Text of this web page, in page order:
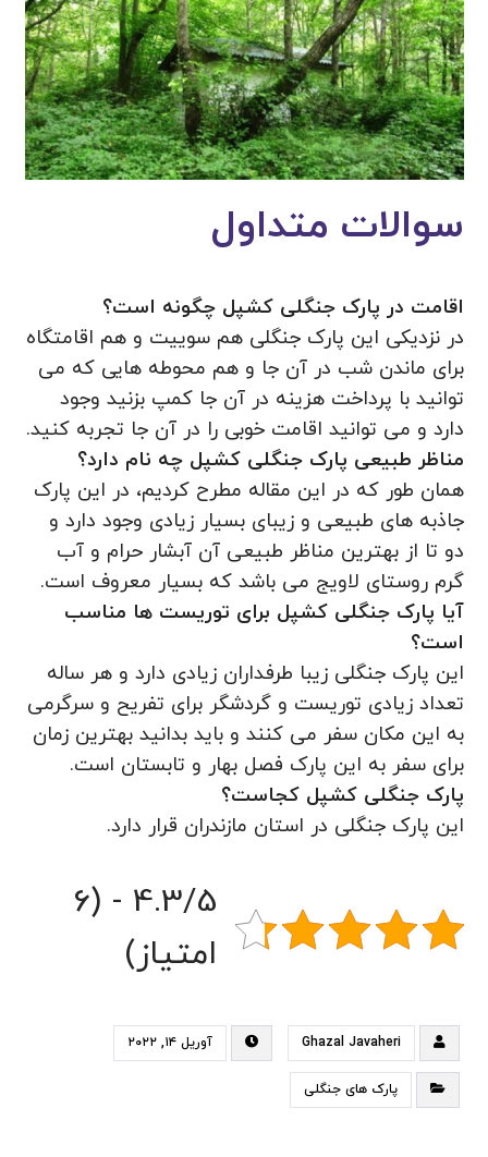
سوالات متداول
اقامت در پارک جنگلی کشپل چگونه است؟
در نزدیکی این پارک جنگلی هم سوییت و هم اقامتگاه
برای ماندن شب در آن جا و هم محوطه هایی که می
توانید با پرداخت هزینه در آن جا کمپ بزنید وجود
دارد و می توانید اقامت خوبی را در آن جا تجربه کنید.
مناظر طبیعی پارک جنگلی کشپل چه نام دارد؟
همان طور که در این مقاله مطرح کردیم، در این پارک
جاذبه های طبیعی و زیبای بسیار زیادی وجود دارد و
دو تا از بهترین مناظر طبیعی آن آبشار حرام و آب
گرم روستای لاویج می باشد که بسیار معروف است.
آیا پارک جنگلی کشپل برای توریست ها مناسب
است؟
این پارک جنگلی زیبا طرفداران زیادی دارد و هر ساله
تعداد زیادی توریست و گردشگر برای تفریح و سرگرمی
به این مکان سفر می کنند و باید بدانید بهترین زمان
برای سفر به این پارک فصل بهار و تابستان است.
پارک جنگلی کشپل کجاست؟
این پارک جنگلی در استان مازندران قرار دارد.
4.3/5 - (6
امتیاز)
Ghazal Javaheri آوریل ۱۴, ۲۰۲۲
پارک های جنگلی